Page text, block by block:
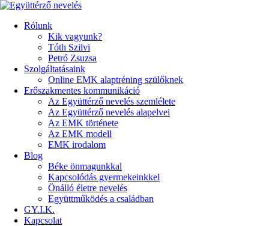
Rólunk
Kik vagyunk?
Tóth Szilvi
Petró Zsuzsa
Szolgáltatásaink
Online EMK alaptréning szülőknek
Erőszakmentes kommunikáció
Az Együttérző nevelés szemlélete
Az Együttérző nevelés alapelvei
Az EMK története
Az EMK modell
EMK irodalom
Blog
Béke önmagunkkal
Kapcsolódás gyermekeinkkel
Önálló életre nevelés
Együttműködés a családban
GY.I.K.
Kapcsolat